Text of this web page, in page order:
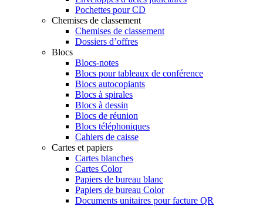
Pochettes pour CD
Chemises de classement
Chemises de classement
Dossiers d’offres
Blocs
Blocs-notes
Blocs pour tableaux de conférence
Blocs autocopiants
Blocs à spirales
Blocs à dessin
Blocs de réunion
Blocs téléphoniques
Cahiers de caisse
Cartes et papiers
Cartes blanches
Cartes Color
Papiers de bureau blanc
Papiers de bureau Color
Documents unitaires pour facture QR